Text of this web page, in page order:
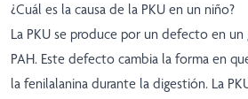
¿Cuál es la causa de la PKU en un niño?
La PKU se produce por un defecto en
PAH. Este defecto cambia la forma en
la fenilalanina durante la digestión. La